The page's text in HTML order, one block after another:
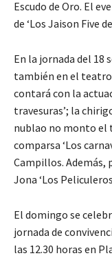
Escudo de Oro. El
de ‘Los Jaison Five de
En la jornada del 18
también en el teatro
contará con la
travesuras’; la
nublao no monto el
comparsa ‘Los
Campillos. Además,
Jona ‘Los
El domingo se
jornada de
las 12.30 horas en